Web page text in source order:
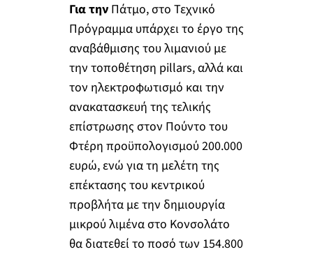
Για τηνΠάτμο, στο Τεχνικό
Πρόγραμμα υπάρχει το έργο της
αναβάθμισης του λιμανιού με
την τοποθέτηση pillars, αλλά και
τον ηλεκτροφωτισμό και την
ανακατασκευή της τελικής
επίστρωσης στον Πούντο του
Φτέρη προϋπολογισμού 200.000
ευρώ, ενώ για τη μελέτη της
επέκτασης του κεντρικού
προβλήτα με την δημιουργία
μικρού λιμένα στο Κονσολάτο
θα διατεθεί το ποσό των 154.800